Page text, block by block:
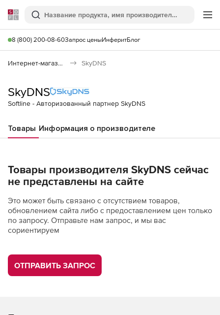
Softline
Поиск
8 (800) 200-08-60Запрос ценыИнферитБлог
Интернет-магазин SkyDNS
SkyDNS
Softline - Авторизованный партнер SkyDNS
Товары Информация о производителе
Товары производителя SkyDNS сейчас
не представлены на сайте
Это может быть связано с отсутствием товаров,
обновлением сайта либо с предоставлением цен только
по запросу. Отправьте нам запрос, и мы вас
сориентируем
ОТПРАВИТЬ ЗАПРОС